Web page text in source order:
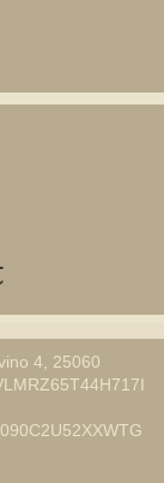
4, 25060